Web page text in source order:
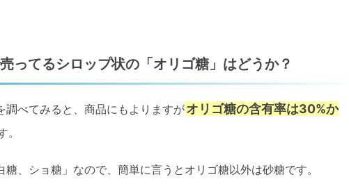
ってるシロップ状の「オリゴ糖」はどうか？
調べてみると、商品にもよりますがオリゴ糖の含有率は30%か
。
糖、ショ糖」なので、簡単に言うとオリゴ糖以外は砂糖です。